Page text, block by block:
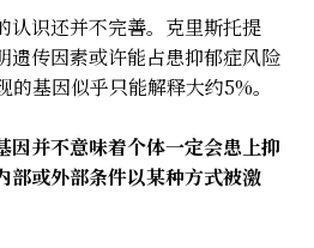
认识还并不完善。克里斯托提
遗传因素或许能占患抑郁症风险
基因似乎只能解释大约5%。
因并不意味着个体一定会患上抑
部或外部条件以某种方式被激